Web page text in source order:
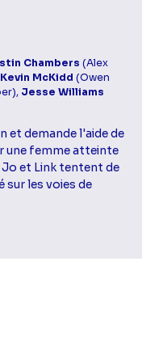
Chambers (Alex
Kevin McKidd (Owen
Jesse Williams
et demande l'aide de
une femme atteinte
Jo et Link tentent de
sur les voies de
fiche diffusion